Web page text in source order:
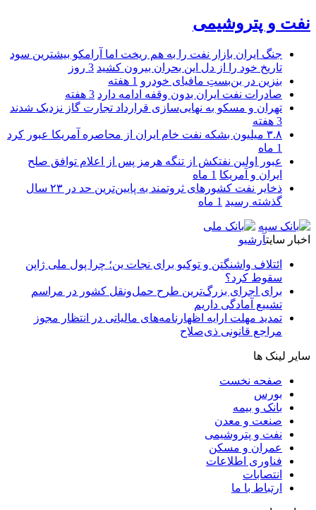
نفت و پتروشیمی
جنگ ایران بازار نفت را به هم ریخت اما آرامکو بیشترین سود
تاریخ خود را از دل این بحران بیرون کشید 3 روز
بنزین در بن‌بستِ مافیای خودرو 1 هفته
صادرات نفت ایران بدون وقفه ادامه دارد 3 هفته
تهران و مسکو به نهایی‌سازی قرارداد تجارت گاز نزدیک شدند
3 هفته
۳.۸ میلیون بشکه نفت خام ایران از محاصره آمریکا عبور کرد
1 ماه
عبور اولین نفتکش از تنگه هرمز پس از اعلام توافق صلح
ایران و آمریکا 1 ماه
ذخایر نفت کشورهای ثروتمند به پایین‌ترین حد در ۲۳ سال
گذشته رسید 1 ماه
اخبار سایتآرشیو
ائتلاف واشنگتن و توکیو برای نجات ین؛ چرا پول ملی ژاپن
سقوط کرد؟
برای اجرای بزرگ‌ترین طرح حمل‌ونقل کشور در مراسم
تشییع آمادگی داریم
تمدید مهلت ارایه اظهارنامه‌های مالیاتی در انتظار مجوز
مراجع قانونی ذی‌‏صلاح
سایر لینک ها
صفحه نخست
بورس
بانک و بیمه
صنعت و معدن
نفت و پتروشیمی
عمران و مسکن
فناوری اطلاعات
انتصابات
ارتباط با ما